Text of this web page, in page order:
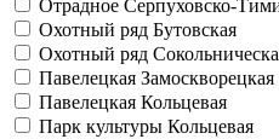
Отрадное Серпуховско-
Охотный ряд Бутовская
Охотный ряд
Павелецкая Замоскворецкая
Павелецкая Кольцевая
Парк культуры Кольцевая